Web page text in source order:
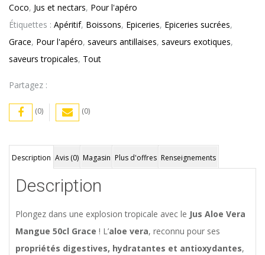
cl)
Coco, Jus et nectars, Pour l'apéro
Étiquettes : Apéritif, Boissons, Epiceries, Epiceries sucrées,
Grace, Pour l'apéro, saveurs antillaises, saveurs exotiques,
saveurs tropicales, Tout
Partagez :
(0) (0)
Description Avis (0) Magasin Plus d'offres Renseignements
Description
Plongez dans une explosion tropicale avec le Jus Aloe Vera
Mangue 50cl Grace ! L’aloe vera, reconnu pour ses
propriétés digestives, hydratantes et antioxydantes,